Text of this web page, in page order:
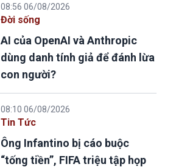
08:56 06/08/2026
Đời sống
AI của OpenAI và Anthropic
dùng danh tính giả để đánh lừa
con người?
08:10 06/08/2026
Tin Tức
Ông Infantino bị cáo buộc
“tống tiền”, FIFA triệu tập họp